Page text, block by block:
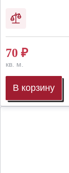
70 ₽
кв. м.
В корзину